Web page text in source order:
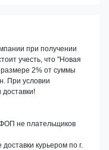
при получении
учесть, что "Новая
размере 2% от суммы
При условии
не плательщиков
курьером по г.